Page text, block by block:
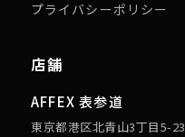
プライバシーポリシー
店舗
AFFEX 表参道
東京都港区北青山3丁目5-23